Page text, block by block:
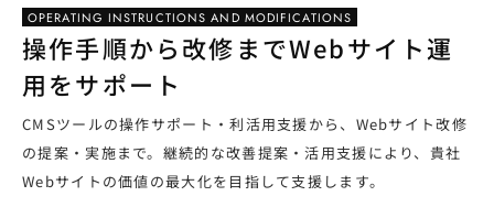
OPERATING INSTRUCTIONS AND MODIFICATIONS
操作手順から改修までWebサイト運
用をサポート
CMSツールの操作サポート・利活用支援から、Webサイト改修
の提案・実施まで。継続的な改善提案・活用支援により、貴社
Webサイトの価値の最大化を目指して支援します。